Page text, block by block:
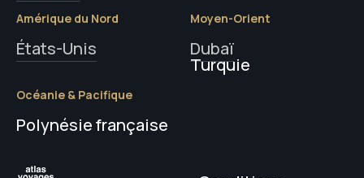
Amérique du Nord
États-Unis
Moyen-Orient
Dubaï
Turquie
Océanie & Pacifique
Polynésie française